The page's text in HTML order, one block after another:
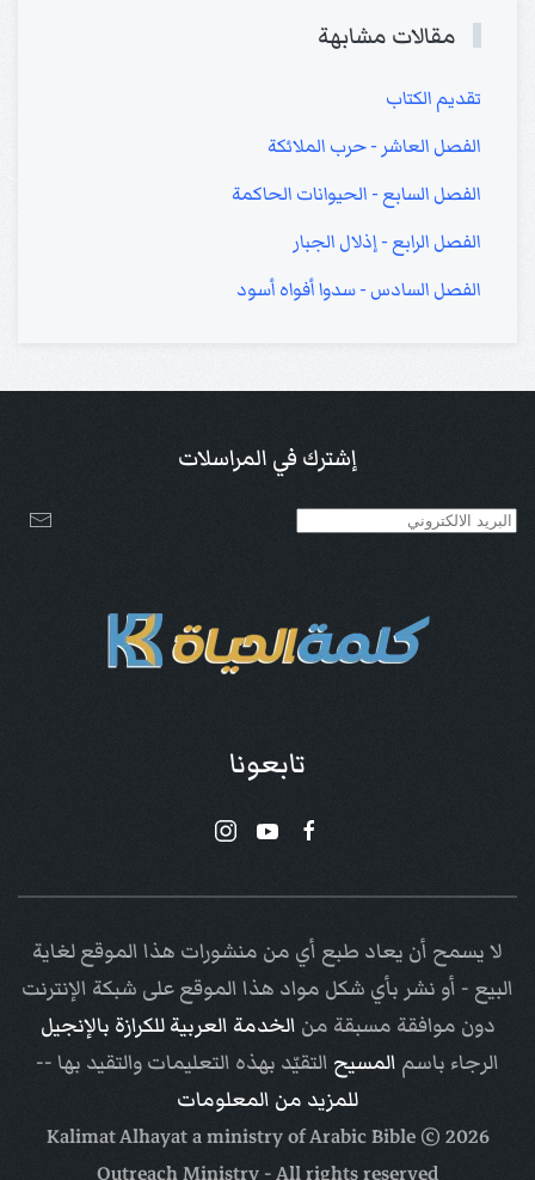
مقالات مشابهة
تقديم الكتاب
الفصل العاشر - حرب الملائكة
الفصل السابع - الحيوانات الحاكمة
الفصل الرابع - إذلال الجبار
الفصل السادس - سدوا أفواه أسود
إشترك في المراسلات
تابعونا
لا يسمح أن يعاد طبع أي من منشورات هذا الموقع لغاية
البيع - أو نشر بأي شكل مواد هذا الموقع على شبكة الإنترنت
دون موافقة مسبقة من الخدمة العربية للكرازة بالإنجيل
الرجاء باسم المسيح التقيّد بهذه التعليمات والتقيد بها --
للمزيد من المعلومات
2026
© Kalimat Alhayat a ministry of
Arabic Bible